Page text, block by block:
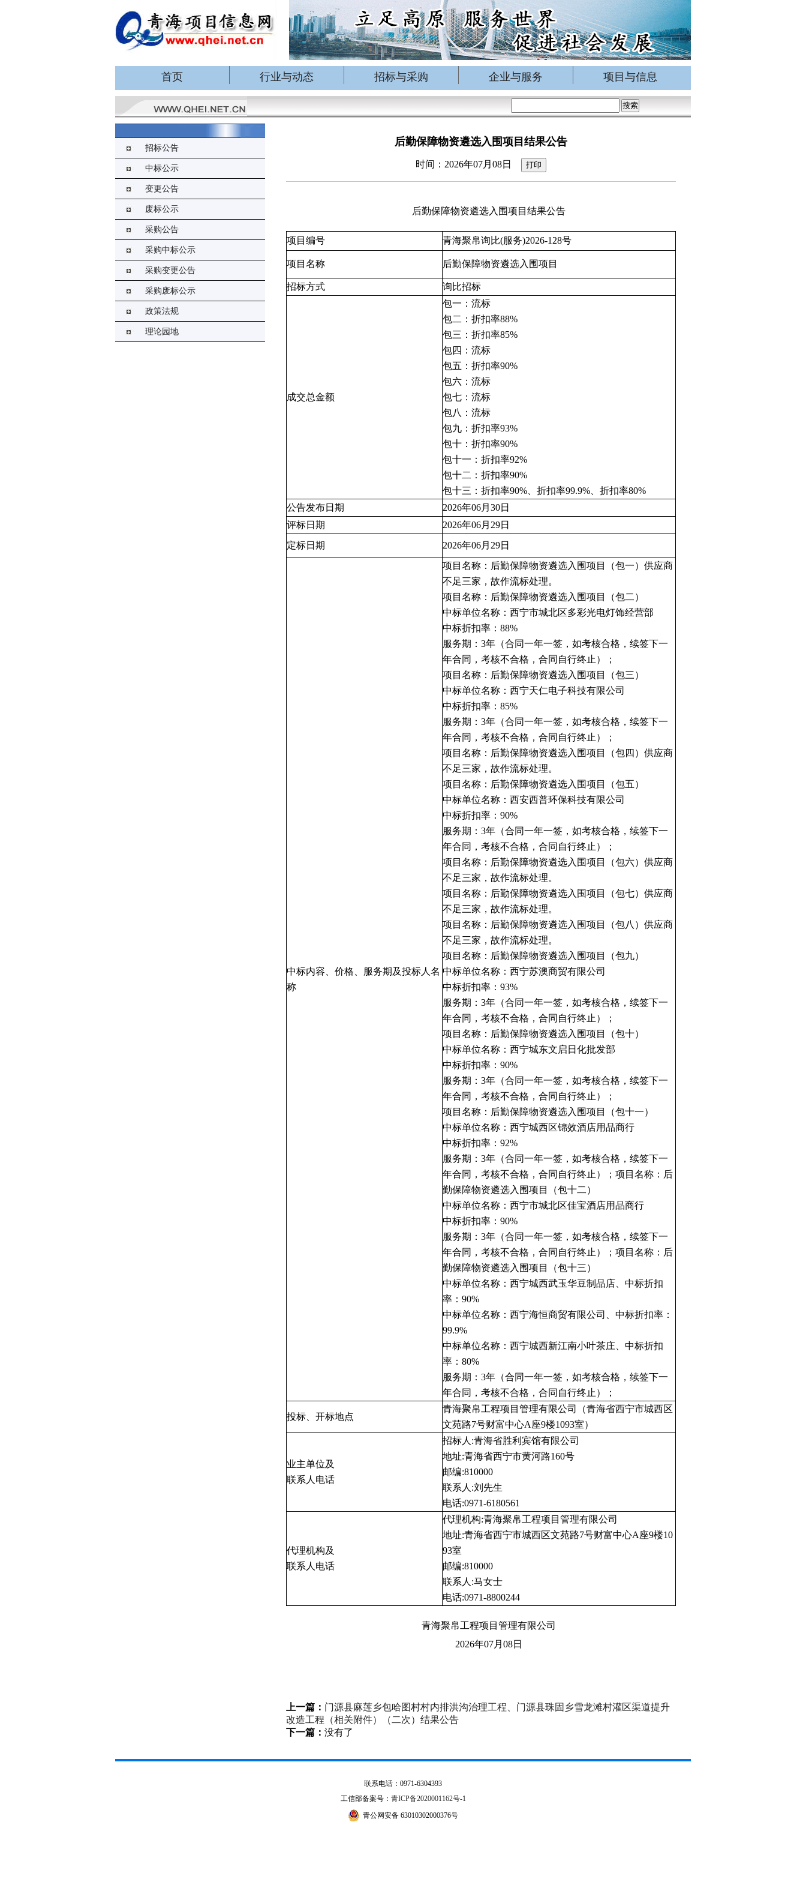
首页 行业与动态 招标与采购 企业与服务 项目与信息
招标公告
中标公示
变更公告
废标公示
采购公告
采购中标公示
采购变更公告
采购废标公示
政策法规
理论园地
后勤保障物资遴选入围项目结果公告
时间：2026年07月08日 打印
后勤保障物资遴选入围项目结果公告
项目编号 青海聚帛询比(服务)2026-128号
项目名称 后勤保障物资遴选入围项目
招标方式 询比招标
成交总金额
包一：流标
包二：折扣率88%
包三：折扣率85%
包四：流标
包五：折扣率90%
包六：流标
包七：流标
包八：流标
包九：折扣率93%
包十：折扣率90%
包十一：折扣率92%
包十二：折扣率90%
包十三：折扣率90%、折扣率99.9%、折扣率80%
公告发布日期
2026年06月30日
评标日期
2026年06月29日
定标日期
2026年06月29日
中标内容、价格、服务期及投标人名
称
项目名称：后勤保障物资遴选入围项目（包一）供应商
不足三家，故作流标处理。
项目名称：后勤保障物资遴选入围项目（包二）
中标单位名称：西宁市城北区多彩光电灯饰经营部
中标折扣率：88%
服务期：3年（合同一年一签，如考核合格，续签下一
年合同，考核不合格，合同自行终止）；
项目名称：后勤保障物资遴选入围项目（包三）
中标单位名称：西宁天仁电子科技有限公司
中标折扣率：85%
服务期：3年（合同一年一签，如考核合格，续签下一
年合同，考核不合格，合同自行终止）；
项目名称：后勤保障物资遴选入围项目（包四）供应商
不足三家，故作流标处理。
项目名称：后勤保障物资遴选入围项目（包五）
中标单位名称：西安西普环保科技有限公司
中标折扣率：90%
服务期：3年（合同一年一签，如考核合格，续签下一
年合同，考核不合格，合同自行终止）；
项目名称：后勤保障物资遴选入围项目（包六）供应商
不足三家，故作流标处理。
项目名称：后勤保障物资遴选入围项目（包七）供应商
不足三家，故作流标处理。
项目名称：后勤保障物资遴选入围项目（包八）供应商
不足三家，故作流标处理。
项目名称：后勤保障物资遴选入围项目（包九）
中标单位名称：西宁苏澳商贸有限公司
中标折扣率：93%
服务期：3年（合同一年一签，如考核合格，续签下一
年合同，考核不合格，合同自行终止）；
项目名称：后勤保障物资遴选入围项目（包十）
中标单位名称：西宁城东文启日化批发部
中标折扣率：90%
服务期：3年（合同一年一签，如考核合格，续签下一
年合同，考核不合格，合同自行终止）；
项目名称：后勤保障物资遴选入围项目（包十一）
中标单位名称：西宁城西区锦效酒店用品商行
中标折扣率：92%
服务期：3年（合同一年一签，如考核合格，续签下一
年合同，考核不合格，合同自行终止）；项目名称：后
勤保障物资遴选入围项目（包十二）
中标单位名称：西宁市城北区佳宝酒店用品商行
中标折扣率：90%
服务期：3年（合同一年一签，如考核合格，续签下一
年合同，考核不合格，合同自行终止）；项目名称：后
勤保障物资遴选入围项目（包十三）
中标单位名称：西宁城西武玉华豆制品店、中标折扣
率：90%
中标单位名称：西宁海恒商贸有限公司、中标折扣率：
99.9%
中标单位名称：西宁城西新江南小叶茶庄、中标折扣
率：80%
服务期：3年（合同一年一签，如考核合格，续签下一
年合同，考核不合格，合同自行终止）；
投标、开标地点
青海聚帛工程项目管理有限公司（青海省西宁市城西区
文苑路7号财富中心A座9楼1093室）
业主单位及
联系人电话
招标人:青海省胜利宾馆有限公司
地址:青海省西宁市黄河路160号
邮编:810000
联系人:刘先生
电话:0971-6180561
代理机构及
联系人电话
代理机构:青海聚帛工程项目管理有限公司
地址:青海省西宁市城西区文苑路7号财富中心A座9楼10
93室
邮编:810000
联系人:马女士
电话:0971-8800244
青海聚帛工程项目管理有限公司
2026年07月08日
上一篇： 门源县麻莲乡包哈图村村内排洪沟治理工程、门源县珠固乡雪龙滩村灌区渠道提升
改造工程（相关附件）（二次）结果公告
下一篇： 没有了
联系电话：0971-6304393
工信部备案号： 青ICP备2020001162号-1
青公网安备 63010302000376号